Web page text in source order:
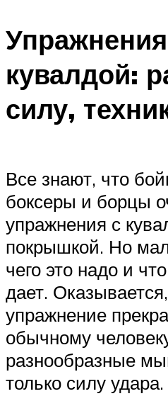
кувалдой:
силу,
Все знают, что
боксеры и борцы
упражнения с
покрышкой. Но
чего это надо и
дает.
упражнение
обычному
разнообразные
только силу удара.